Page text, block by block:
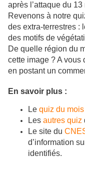
après l’attaque du
Revenons à notre
des extra-terrestres :
des motifs de
De quelle région du
cette image ? A
en postant un
En savoir plus :
Le quiz du mois
Les autres quiz
Le site du
d’information
identifiés.